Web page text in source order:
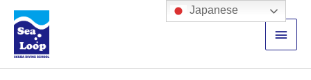
キ
メ
イ
ン
Japanese